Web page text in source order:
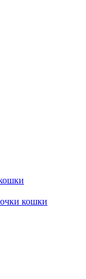
кошки